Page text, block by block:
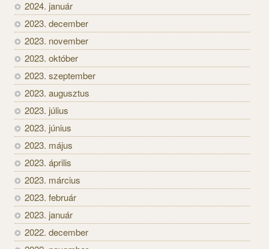
2024. január
2023. december
2023. november
2023. október
2023. szeptember
2023. augusztus
2023. július
2023. június
2023. május
2023. április
2023. március
2023. február
2023. január
2022. december